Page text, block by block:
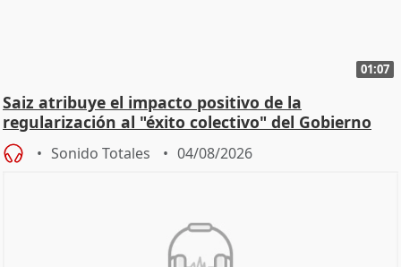
01:07
Saiz atribuye el impacto positivo de la
regularización al "éxito colectivo" del Gobierno
Sonido Totales 04/08/2026